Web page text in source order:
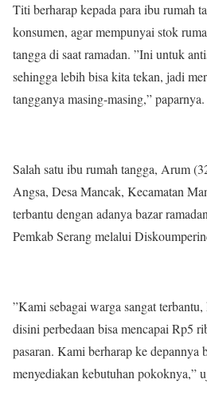
Titi berharap kepada para ibu rumah
konsumen, agar mempunyai stok
tangga di saat ramadan. ”Ini untuk
sehingga lebih bisa kita tekan, jadi
tangganya masing-masing,” paparnya.
Salah satu ibu rumah tangga, Arum
Angsa, Desa Mancak, Kecamatan
terbantu dengan adanya bazar
Pemkab Serang melalui
”Kami sebagai warga sangat
disini perbedaan bisa mencapai Rp5
pasaran. Kami berharap ke depannya
menyediakan kebutuhan pokoknya,”